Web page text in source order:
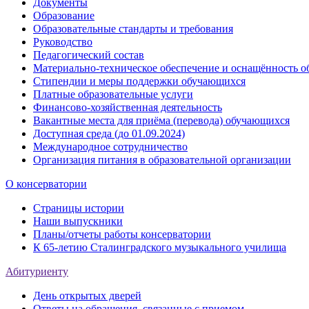
Образование
Образовательные стандарты и требования
Руководство
Педагогический состав
Материально-техническое обеспечение и оснащённость
Стипендии и меры поддержки обучающихся
Платные образовательные услуги
Финансово-хозяйственная деятельность
Вакантные места для приёма (перевода) обучающихся
Доступная среда (до 01.09.2024)
Международное сотрудничество
Организация питания в образовательной организации
О консерватории
Страницы истории
Наши выпускники
Планы/отчеты работы консерватории
К 65-летию Сталинградского музыкального училища
Абитуриенту
День открытых дверей